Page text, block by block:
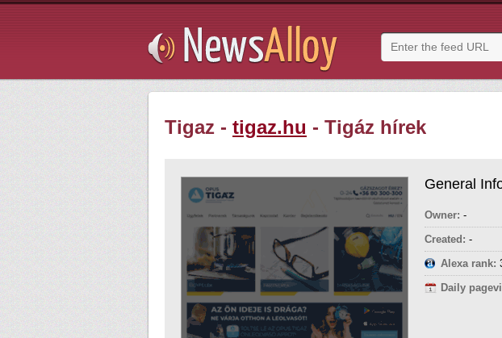
Tigaz - tigaz.hu - Tigáz hírek
General
Owner: -
Created: -
Alexa rank:
Daily